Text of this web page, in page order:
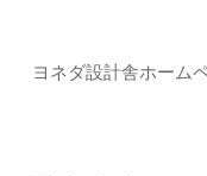
ヨネダ設計舎ホーム